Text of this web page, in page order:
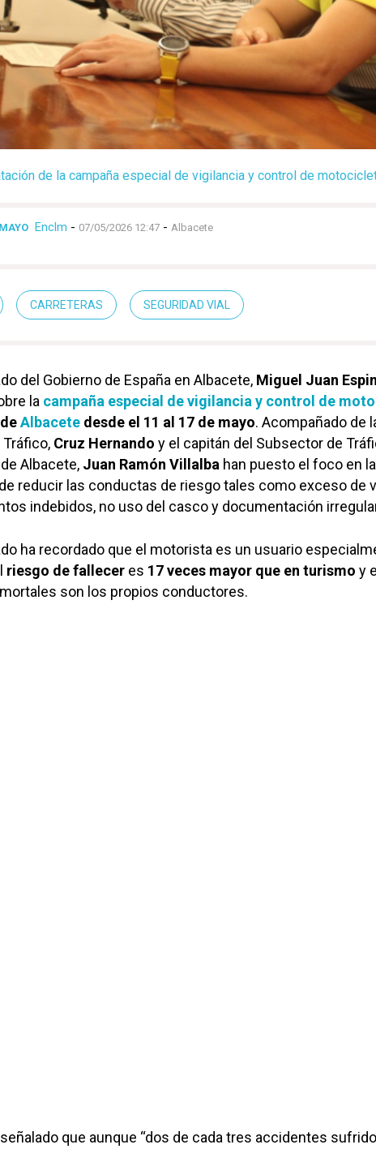
de la campaña especial de vigilancia y control de
Enclm - 07/05/2026 12:47 - Albacete
CARRETERAS SEGURIDAD VIAL
del Gobierno de España en Albacete, Miguel Juan
la campaña especial de vigilancia y control de
Albacete desde el 11 al 17 de mayo. Acompañado de
Cruz Hernando y el capitán del Subsector de
Albacete, Juan Ramón Villalba han puesto el foco en la
reducir las conductas de riesgo tales como exceso de
indebidos, no uso del casco y documentación
ha recordado que el motorista es un usuario
riesgo de fallecer es 17 veces mayor que en turismo y
son los propios conductores.
que aunque “dos de cada tres accidentes